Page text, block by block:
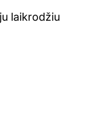
laikrodžiu